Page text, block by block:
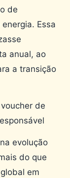
de
Essa
anual, ao
a transição
de
evolução
do que
em